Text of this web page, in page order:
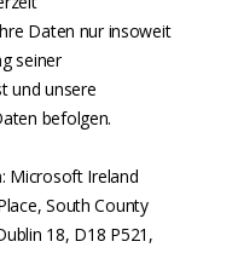
Daten nur insoweit
seiner
und unsere
befolgen.
Microsoft Ireland
South County
18, D18 P521,